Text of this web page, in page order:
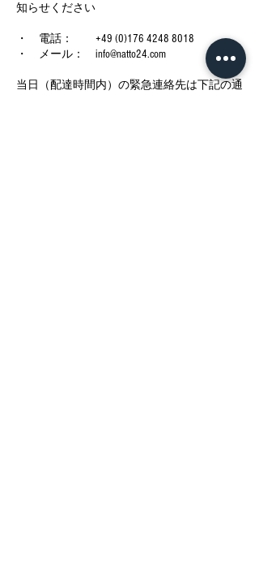
知らせください
・ 電話： +49 (0)176 4248 8018
・ メール： info@natto24.com
当日（配達時間内）の緊急連絡先は下記の通